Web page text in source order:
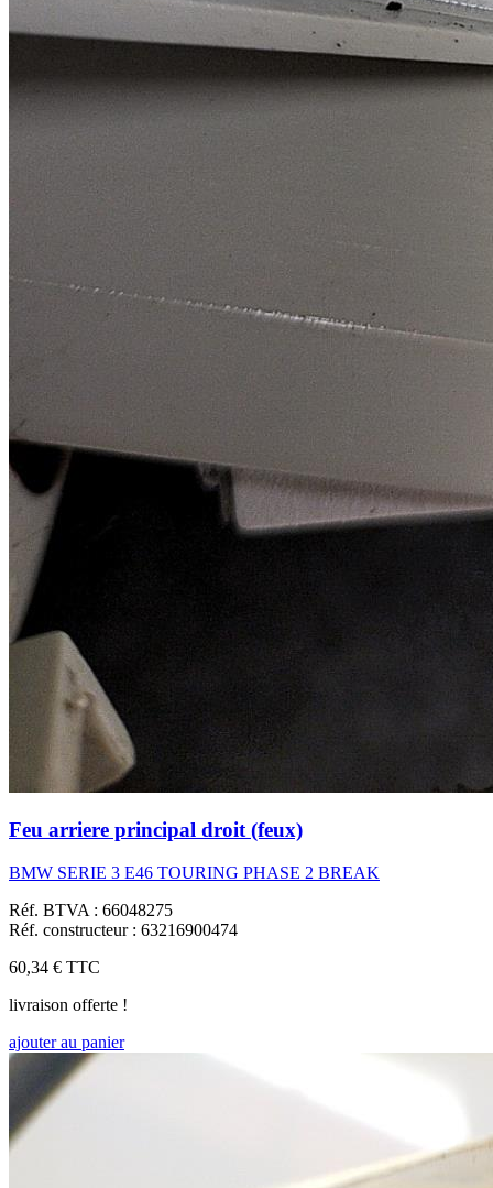
Feu arriere principal droit (feux)
BMW SERIE 3 E46 TOURING PHASE 2 BREAK
Réf. BTVA : 66048275
Réf. constructeur : 63216900474
60,34 € TTC
livraison offerte !
ajouter au panier